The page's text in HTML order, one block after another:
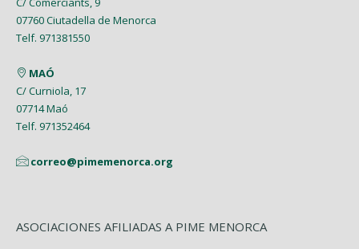
Febrero (7)
Enero (1)
Febrero (1)
Enero (2)
Abril (4)
Febrero (6)
Enero (2)
07760 Ciutadella de Menorca
Telf. 971381550
MAÓ
C/ Curniola, 17
07714 Maó
Telf. 971352464
correo@pimemenorca.org
ASOCIACIONES AFILIADAS A PIME MENORCA